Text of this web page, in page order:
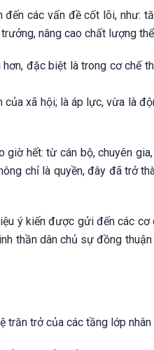
các vấn đề cốt lõi, như:
nâng cao chất lượng
đặc biệt là trong cơ chế
của xã hội; là áp lực, vừa là
hết: từ cán bộ, chuyên
chỉ là quyền, đây đã trở
ý kiến được gửi đến các
thần dân chủ sự đồng
trăn trở của các tầng lớp